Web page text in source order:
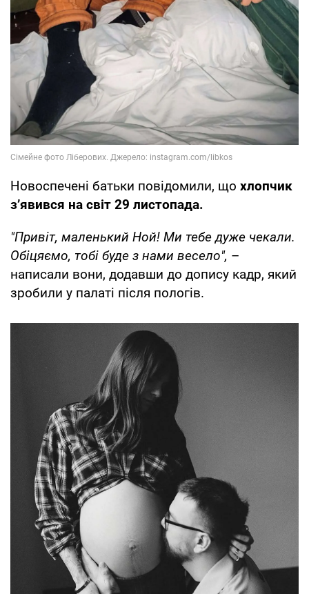
Новоспечені батьки повідомили, що хлопчик
з’явився на світ 29 листопада.
"Привіт, маленький Ной! Ми тебе дуже чекали.
Обіцяємо, тобі буде з нами весело", –
написали вони, додавши до допису кадр, який
зробили у палаті після пологів.